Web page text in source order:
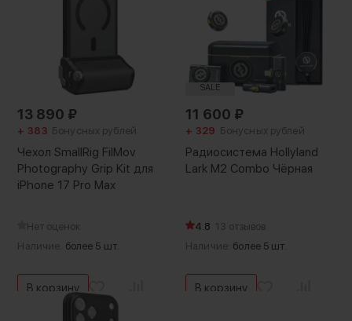
13 890 ₽
+ 383 Бонусных рублей
Чехол SmallRig FilMov
Photography Grip Kit для
iPhone 17 Pro Max
Нет оценок
Наличие: более 5 шт.
В корзину
SALE
11 600 ₽
+ 329 Бонусных рублей
Радиосистема Hollyland
Lark M2 Combo Чёрная
4.8
13 отзывов
Наличие: более 5 шт.
В корзину